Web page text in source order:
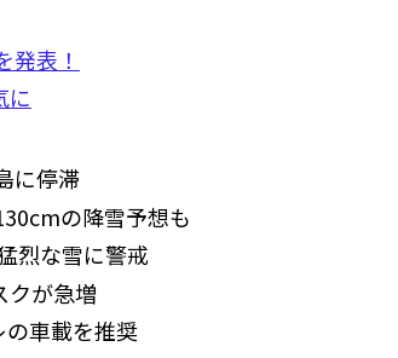
表！
に
に停滞
の降雪予想も
烈な雪に警戒
クが急増
車載を推奨